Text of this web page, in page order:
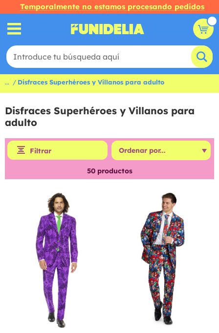
Temporalmente no estamos procesando pedidos
... Disfraces Superhéroes y Villanos para adulto
Disfraces Superhéroes y Villanos para
adulto
Filtrar
50productos